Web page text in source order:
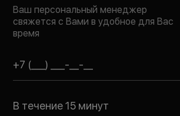
Ваш персональный менеджер
свяжется с Вами в удобное для Вас
время
В течение 15 минут